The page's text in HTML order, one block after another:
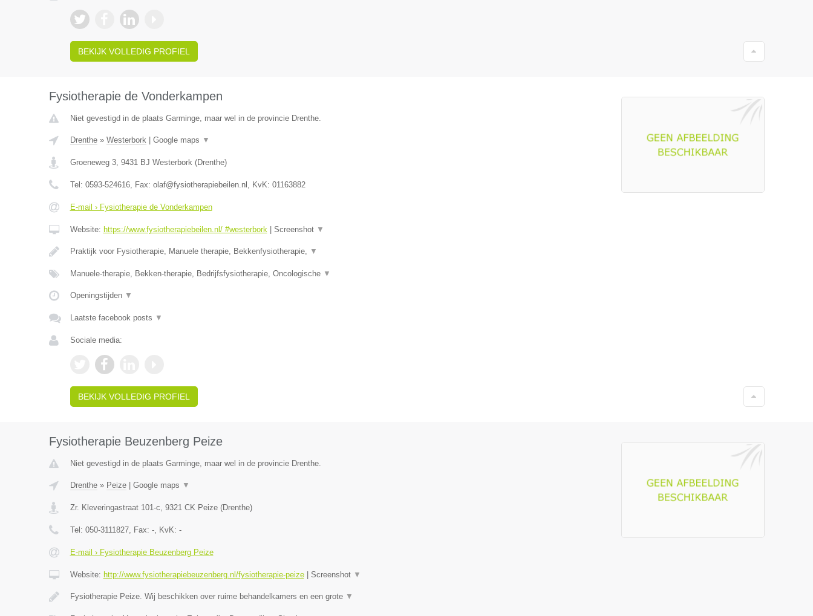
BEKIJK VOLLEDIG PROFIEL
Fysiotherapie de Vonderkampen
Niet gevestigd in de plaats Garminge, maar wel in de provincie Drenthe.
Drenthe» Westerbork| Google maps ▼
Groeneweg 3, 9431 BJ Westerbork(Drenthe)
Tel: 0593-524616, Fax: olaf@fysiotherapiebeilen.nl , KvK: 01163882
E-mail › Fysiotherapie de Vonderkampen
Website: https://www.fysiotherapiebeilen.nl/ #westerbork| Screenshot ▼
Praktijk voor Fysiotherapie, Manuele therapie, Bekkenfysiotherapie, ▼
Manuele-therapie, Bekken-therapie, Bedrijfsfysiotherapie, Oncologische ▼
Openingstijden ▼
Laatste facebook posts ▼
Sociale media:
BEKIJK VOLLEDIG PROFIEL
Fysiotherapie Beuzenberg Peize
Niet gevestigd in de plaats Garminge, maar wel in de provincie Drenthe.
Drenthe» Peize| Google maps ▼
Zr. Kleveringastraat 101-c, 9321 CK Peize(Drenthe)
Tel: 050-3111827, Fax: -, KvK: -
E-mail › Fysiotherapie Beuzenberg Peize
Website: http://www.fysiotherapiebeuzenberg.nl/fysiotherapie-peize| Screenshot ▼
Fysiotherapie Peize. Wij beschikken over ruime behandelkamers en een grote ▼